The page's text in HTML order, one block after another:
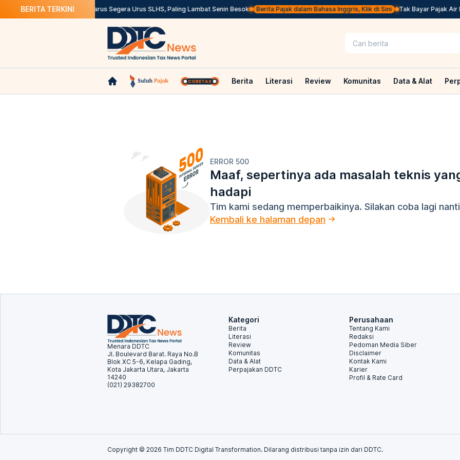
BERITA TERKINI
China Semua SPPG Harus Segera Urus SLHS, Paling Lambat Senin Besok Berita Pajak dalam Bahasa Inggris, Klik di Sini Tak Bayar Pajak Air
Berita Literasi Review Komunitas Data & Alat
ERROR 500
Maaf, sepertinya ada masalah teknis
hadapi
Tim kami sedang memperbaikinya. Silakan coba lagi
Kembali ke halaman depan
Menara DDTC
Jl. Boulevard Barat. Raya No.B
Blok XC 5-6, Kelapa Gading,
Kota Jakarta Utara, Jakarta
14240
(021) 29382700
Kategori
Berita
Literasi
Review
Komunitas
Data & Alat
Perpajakan DDTC
Perusahaan
Tentang Kami
Redaksi
Pedoman Media Siber
Disclaimer
Kontak Kami
Karier
Profil & Rate Card
Copyright © 2026 Tim DDTC Digital Transformation. Dilarang distribusi tanpa izin dari DDTC.